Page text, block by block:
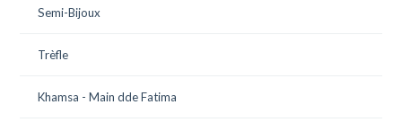
Semi-Bijoux
Trèfle
Khamsa - Main dde Fatima